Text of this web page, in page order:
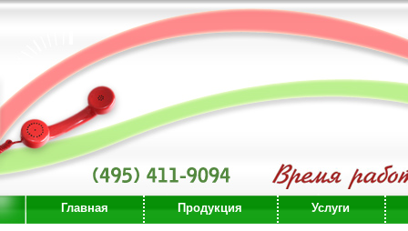
Главная Продукция Услуги